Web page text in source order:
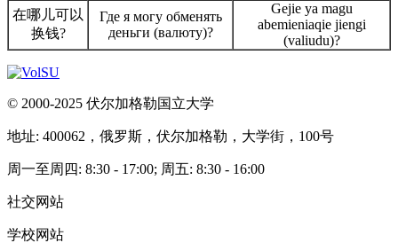
在哪儿可以
换钱?
Где я могу обменять
деньги (валюту)?
Gejie ya magu
abemieniaqie jiengi
(valiudu)?
© 2000-2025 伏尔加格勒国立大学
地址: 400062，俄罗斯，伏尔加格勒，大学街，100号
周一至周四: 8:30 - 17:00; 周五: 8:30 - 16:00
社交网站
学校网站